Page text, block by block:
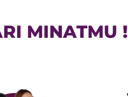
MINATMU !